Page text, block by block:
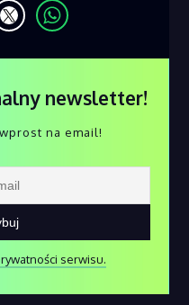
newsletter!
na email!
serwisu.